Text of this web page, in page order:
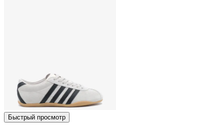
Быстрый просмотр